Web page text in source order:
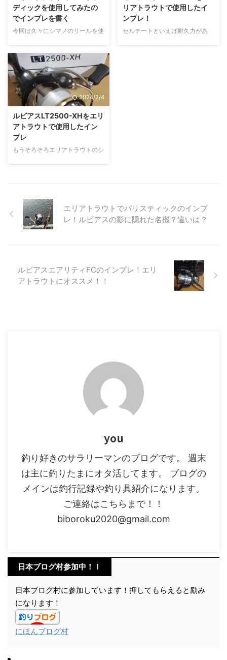
つです。それでは種類ごとに紹介
していきます。 ロッド TROUT
X・N TROUT X・Nはダイワのエ
リアトラウトロッドの中で最も安
いシリーズになります。 ワンラ
ンク上の外観、スペックを備えた
ハイパフォーマンスエリアトラウ
トロッド ワンポイントの赤が目
を引くシ ...
スはダイワの入門用スピニングリ
ールになります。 リンク 価格帯
は歴代9000円前後となってお
り、1万円を切ってくる感じです
ね。 ダイワの汎用スピニングリ
ディックを使用してみたの
でインプレを書く
今回は久々にシマノのリールを使
ます。 エリアトラウトで使用し
ましたが、実際の使用感について
書いていきます。 19ストラディ
ックとは？ 19ストラディックは
シマノのミドルクラスのスピニン
グリールになります。 ミドルク
ラスのリールながらシマノの最新
技術が搭載されています。 総合
的なスペックとしては耐久性を重
視したステラの廉価版だといえま
す。 ちなみに「19」は通称で
2019年に発売されているからそ
リアトラウトで使用したイ
ンプレ！
セルテートといえば耐久力があ
い ...
2024/2/4
ルビアスLT2500-XHをエリ
アトラウトで使用したイン
プレ
もうそろそろエリアトラウトのシ
ルビアスLTとは ルビアスはダイ
ワから発売されているミドルクラ
スのリールになります。 LTは
Light(軽量)&Tough(タフ)の略
ば軽さになります。 フラグシッ
プのイグジストよりも軽いのはか
エリアトラウトでバリスティックのインプ
レ！ルビアスの影に隠れた名機？違いは？
ルビアスエアリティFCのインプレ！エリ
アトラウトにオススメ！！
you
釣り好きのサラリーマンのブログです。 週末
は主に釣りたまにオタ活してます。 ブログの
メインは釣行記録や釣り具紹介になります。
ご連絡はこちらまで！！
biboroku2020@gmail.com
日本ブログ村参加中！！
日本ブログ村に参加しています！押してもらえると励み
になります！
にほんブログ村